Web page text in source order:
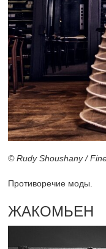
© Rudy Shoushany /
Противоречие моды.
ЖАКОМЬЕН